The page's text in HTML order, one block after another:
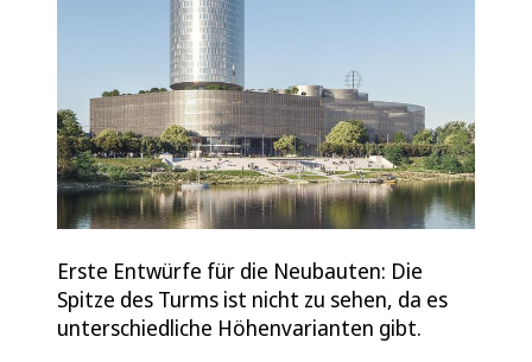
Erste Entwürfe für die Neubauten: Die
Spitze des Turms ist nicht zu sehen, da es
unterschiedliche Höhenvarianten gibt.